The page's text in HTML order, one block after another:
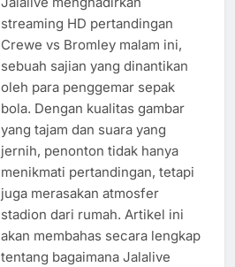
streaming HD pertandingan
Crewe vs Bromley malam ini,
sebuah sajian yang dinantikan
oleh para penggemar sepak
bola. Dengan kualitas gambar
yang tajam dan suara yang
jernih, penonton tidak hanya
menikmati pertandingan, tetapi
juga merasakan atmosfer
stadion dari rumah. Artikel ini
akan membahas secara lengkap
tentang bagaimana Jalalive